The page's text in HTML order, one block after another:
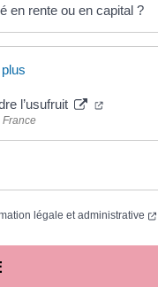
en rente ou en capital ?
l’usufruit
France
légale et administrative